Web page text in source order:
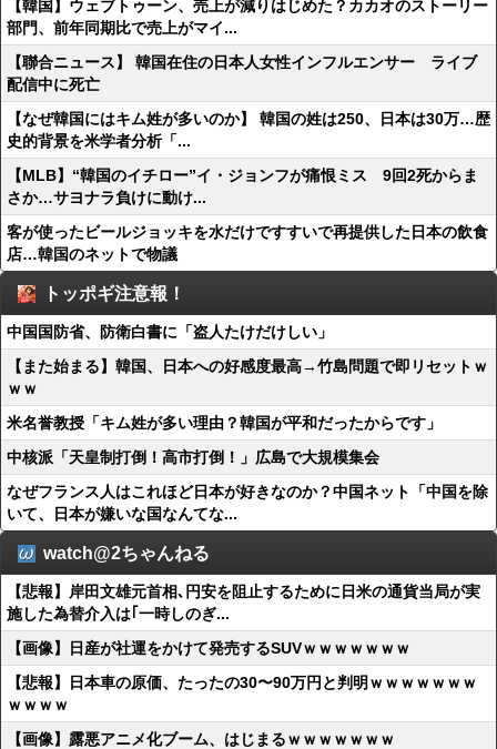
【韓国】ウェブトゥーン、売上が減りはじめた？カカオのストーリー
部門、前年同期比で売上がマイ...
【聯合ニュース】 韓国在住の日本人女性インフルエンサー ライブ
配信中に死亡
【なぜ韓国にはキム姓が多いのか】 韓国の姓は250、日本は30万…歴
史的背景を米学者分析「...
【MLB】“韓国のイチロー”イ・ジョンフが痛恨ミス 9回2死からま
さか…サヨナラ負けに動け...
客が使ったビールジョッキを水だけですすいで再提供した日本の飲食
店…韓国のネットで物議
トッポギ注意報！
中国国防省、防衛白書に「盗人たけだけしい」
【また始まる】韓国、日本への好感度最高→竹島問題で即リセットｗ
ｗｗ
米名誉教授「キム姓が多い理由？韓国が平和だったからです」
中核派「天皇制打倒！高市打倒！」広島で大規模集会
なぜフランス人はこれほど日本が好きなのか？中国ネット「中国を除
いて、日本が嫌いな国なんてな...
watch@2ちゃんねる
【悲報】岸田文雄元首相､円安を阻止するために日米の通貨当局が実
施した為替介入は｢一時しのぎ...
【画像】日産が社運をかけて発売するSUVｗｗｗｗｗｗｗ
【悲報】日本車の原価、たったの30〜90万円と判明ｗｗｗｗｗｗｗ
ｗｗｗｗ
【画像】露悪アニメ化ブーム、はじまるｗｗｗｗｗｗｗ